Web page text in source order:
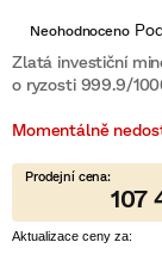
Momentálně
Zlatá investiční
o ryzosti 999.9/
Průměrné
produktu
je
0,0
5
Neohodnoceno
107